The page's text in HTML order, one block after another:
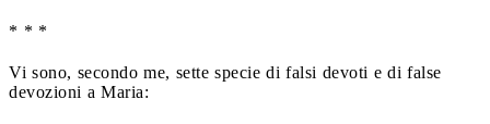
* * *
Vi sono, secondo me, sette specie di falsi devoti e di false
devozioni a Maria: